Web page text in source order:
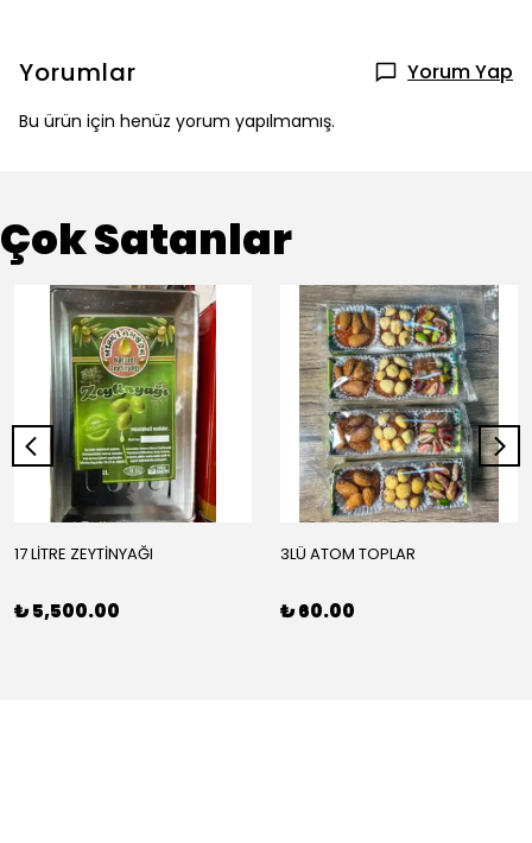
Yorumlar Yorum Yap
Bu ürün için henüz yorum yapılmamış.
Çok Satanlar
17 LİTRE ZEYTİNYAĞI
₺ 5,500.00
3LÜ ATOM TOPLAR
₺ 60.00